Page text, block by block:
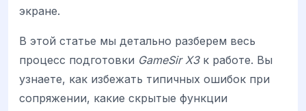
экране.
В этой статье мы детально разберем весь
процесс подготовки GameSir X3к работе. Вы
узнаете, как избежать типичных ошибок при
сопряжении, какие скрытые функции